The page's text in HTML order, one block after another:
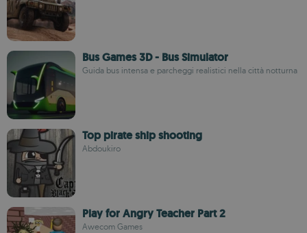
Bus Games 3D - Bus Simulator
Guida bus intensa e parcheggi realistici nella città notturna
Top pirate ship shooting
Abdoukiro
Play for Angry Teacher Part 2
Awecom Games